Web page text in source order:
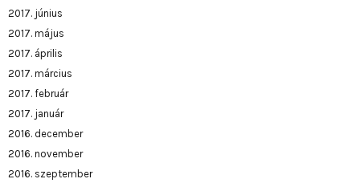
2017. június
2017. május
2017. április
2017. március
2017. február
2017. január
2016. december
2016. november
2016. szeptember